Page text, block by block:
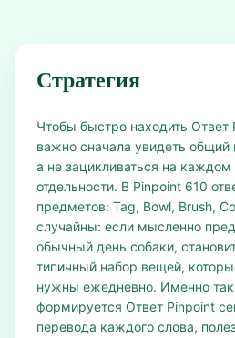
Стратегия
Чтобы быстро находить Ответ
важно сначала увидеть общий
а не зацикливаться на каждом
отдельности. В Pinpoint 610
предметов: Tag, Bowl, Brush,
случайны: если мысленно
обычный день собаки,
типичный набор вещей,
нужны ежедневно. Именно
формируется Ответ Pinpoint
перевода каждого слова,